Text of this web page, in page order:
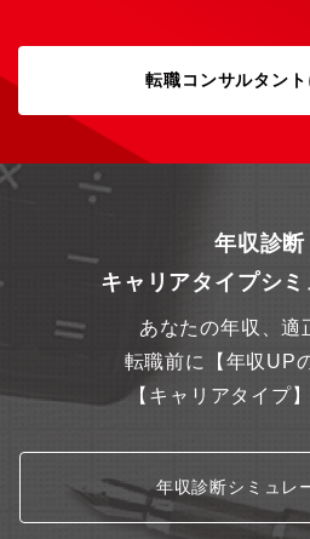
転職コンサルタン
年収診断
キャリアタイプシ
あなたの年収、適
転職前に【年収UP
【キャリアタイプ
年収診断シミュレ